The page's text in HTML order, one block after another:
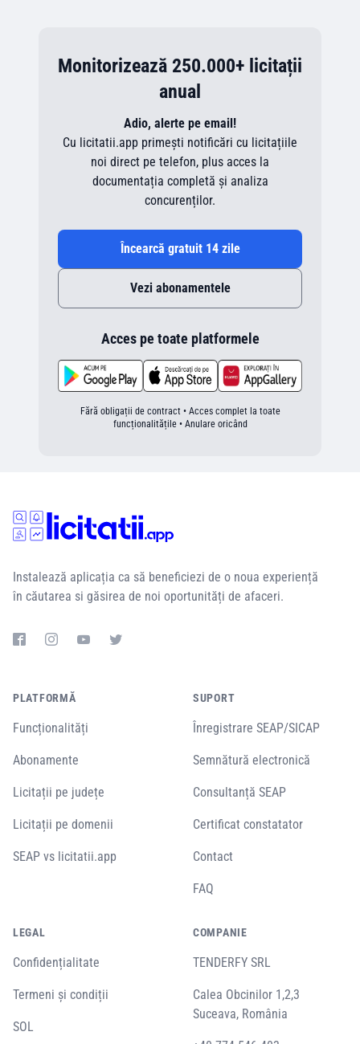
Monitorizează 250.000+ licitații
anual
Adio, alerte pe email!
Cu licitatii.app primești notificări cu licitațiile
noi direct pe telefon, plus acces la
documentația completă și analiza
concurenților.
Încearcă gratuit 14 zile
Vezi abonamentele
Acces pe toate platformele
Fără obligații de contract • Acces complet la toate
funcționalitățile • Anulare oricând
Instalează aplicația ca să beneficiezi de o noua experiență
în căutarea si găsirea de noi oportunități de afaceri.
PLATFORMĂ
Funcționalități
Abonamente
Licitații pe județe
Licitații pe domenii
SEAP vs licitatii.app
SUPORT
Înregistrare SEAP/SICAP
Semnătură electronică
Consultanță SEAP
Certificat constatator
Contact
FAQ
LEGAL
Confidențialitate
Termeni și condiții
SOL
COMPANIE
TENDERFY SRL
Calea Obcinilor 1,2,3
Suceava, România